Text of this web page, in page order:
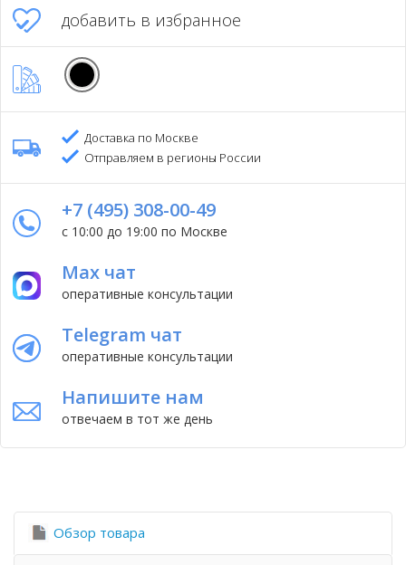
добавить в избранное
Доставка по Москве
Отправляем в регионы России
+7 (495) 308-00-49
с 10:00 до 19:00 по Москве
Max чат
оперативные консультации
Telegram чат
оперативные консультации
Напишите нам
отвечаем в тот же день
Обзор товара